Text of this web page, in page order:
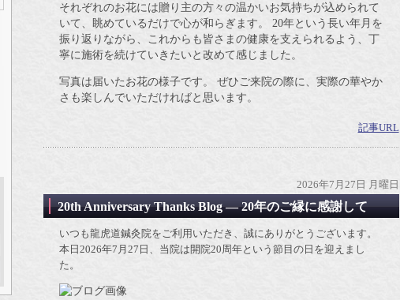
それぞれのお花には贈り主の方々の温かいお気持ちが込められて
いて、眺めているだけで心が和らぎます。 20年という長い年月を
振り返りながら、これからも皆さまの健康を支えられるよう、丁
寧に施術を続けていきたいと改めて感じました。
写真は届いたお花の様子です。 ぜひご来院の際に、実際の華やか
さも楽しんでいただければと思います。
記事URL
2026年7月27日 月曜日
20th Anniversary Thanks Blog ― 20年のご縁に感謝して
いつも龍虎道鍼灸院をご利用いただき、誠にありがとうございます。
本日2026年7月27日、当院は開院20周年という節目の日を迎えまし
た。